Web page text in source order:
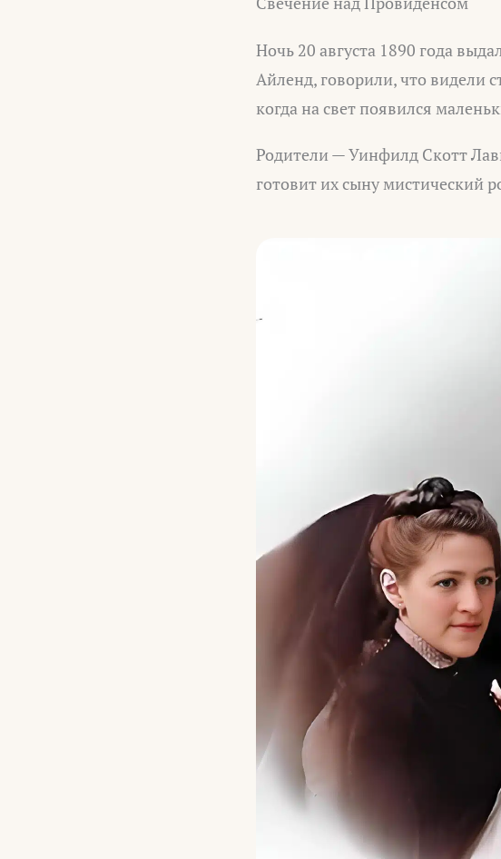
Ночь 20 августа 1890 года
Айленд, говорили, что видели
когда на свет появился
Родители — Уинфилд Скотт
готовит их сыну мистический